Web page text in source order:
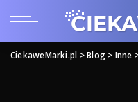
CiekaweMarki.pl >Blog> Inne